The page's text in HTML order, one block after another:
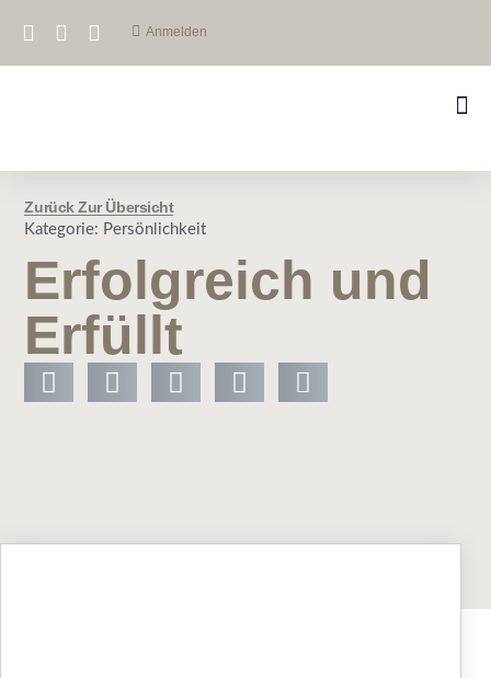
Anmelden
Zurück Zur Übersicht
Kategorie: Persönlichkeit
Erfolgreich und
Erfüllt